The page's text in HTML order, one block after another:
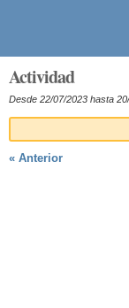
Actividad
Desde 22/07/2023 hasta
« Anterior